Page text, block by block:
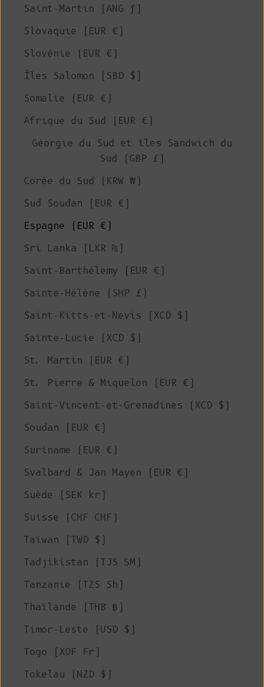
Saint-Martin (ANG ƒ)
Slovaquie (EUR €)
Slovénie (EUR €)
Îles Salomon (SBD $)
Somalie (EUR €)
Afrique du Sud (EUR €)
Géorgie du Sud et îles Sandwich du
Sud (GBP £)
Corée du Sud (KRW ₩)
Sud Soudan (EUR €)
Espagne (EUR €)
Sri Lanka (LKR ₨)
Saint-Barthélemy (EUR €)
Sainte-Hélène (SHP £)
Saint-Kitts-et-Nevis (XCD $)
Sainte-Lucie (XCD $)
St. Martin (EUR €)
St. Pierre & Miquelon (EUR €)
Saint-Vincent-et-Grenadines (XCD $)
Soudan (EUR €)
Suriname (EUR €)
Svalbard & Jan Mayen (EUR €)
Suède (SEK kr)
Suisse (CHF CHF)
Taïwan (TWD $)
Tadjikistan (TJS ЅМ)
Tanzanie (TZS Sh)
Thaïlande (THB ฿)
Timor-Leste (USD $)
Togo (XOF Fr)
Tokelau (NZD $)